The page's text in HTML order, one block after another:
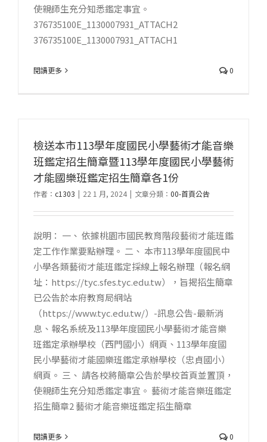
使親師生充分知悉鑑定事宜。
376735100E_1130007931_ATTACH2
376735100E_1130007931_ATTACH1
閱讀更多 0
檢送本市113學年度國民小學藝術才能音樂
班鑑定招生簡章暨113學年度國民小學藝術
才能國樂班鑑定招生簡章各1份
作者： c1303 | 22 1 月, 2024 | 文章分類： 00-首頁公告
說明： 一、 依據桃園市國民教育階段藝術才能班鑑
定工作作業要點辦理。 二、 本市113學年度國民中
小學各類藝術才能班鑑定採線上報名辦理（報名網
址：https://tyc.sfes.tyc.edu.tw），旨揭招生簡章
已公告於本府教育局網站
（https://www.tyc.edu.tw/）-訊息公告-最新消
息、報名系統及113學年度國民小學藝術才能音樂
班鑑定承辦學校（西門國小）網頁、113學年度國
民小學藝術才能國樂班鑑定承辦學校（忠貞國小）
網頁。 三、 請各校將簡章公告於學校首頁並置頂，
使親師生充分知悉鑑定事宜。 藝術才能音樂班鑑定
招生簡章2 藝術才能音樂班鑑定招生簡章
閱讀更多 0